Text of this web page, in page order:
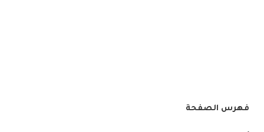
فهرس الصفحة